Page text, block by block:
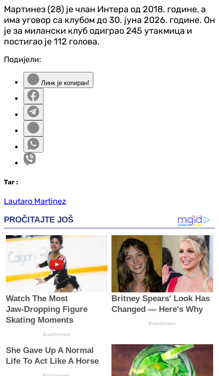
Мартинез (28) је члан Интера од 2018. године, а
има уговор са клубом до 30. јуна 2026. године. Он
је за милански клуб одиграо 245 утакмица и
постигао је 112 голова.
Подијели:
Линк је копиран!
Таг :
Lautaro Martinez